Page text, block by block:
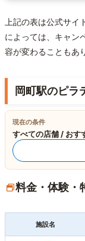
上記の表は公式サイ
によっては、キャン
容が変わることもあ
岡町駅のピラ
現在の条件
すべての店舗 / おす
料金・体験・
施設名